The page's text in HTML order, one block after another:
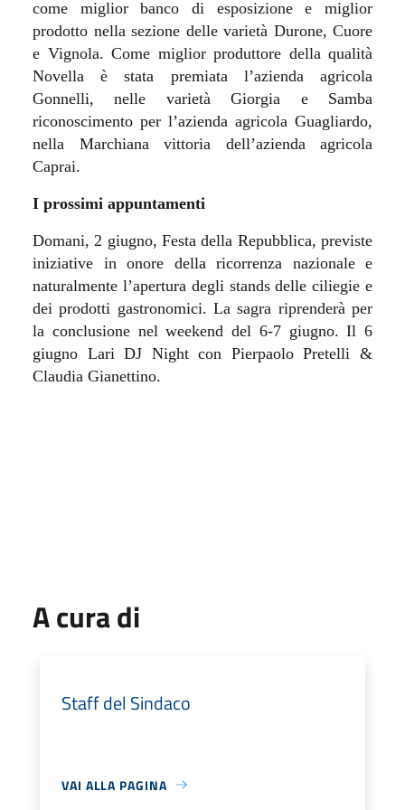
come miglior banco di esposizione e miglior
prodotto nella sezione delle varietà Durone, Cuore
e Vignola. Come miglior produttore della qualità
Novella è stata premiata l’azienda agricola
Gonnelli, nelle varietà Giorgia e Samba
riconoscimento per l’azienda agricola Guagliardo,
nella Marchiana vittoria dell’azienda agricola
Caprai.
I prossimi appuntamenti
Domani, 2 giugno, Festa della Repubblica, previste
iniziative in onore della ricorrenza nazionale e
naturalmente l’apertura degli stands delle ciliegie e
dei prodotti gastronomici. La sagra riprenderà per
la conclusione nel weekend del 6-7 giugno. Il 6
giugno Lari DJ Night con Pierpaolo Pretelli &
Claudia Gianettino.
A cura di
Staff del Sindaco
VAI ALLA PAGINA